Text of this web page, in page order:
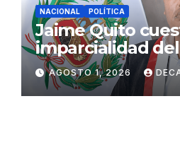
NACIONAL POLÍTICA
Jaime Quito
imparcialidad
Constitucional
de Ollanta
AGOSTO 1, 2026